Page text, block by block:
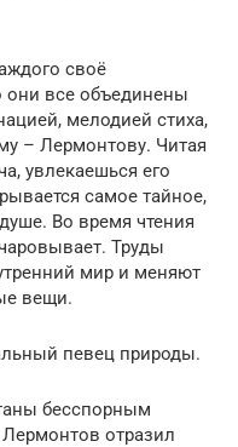
своё
они все объединены
мелодией стиха,
– Лермонтову. Читая
увлекаешься его
самое тайное,
Во время чтения
Труды
мир и меняют
вещи.
певец природы.
бесспорным
отразил